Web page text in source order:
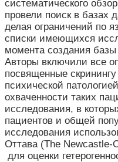
систематического
провели поиск в базах
делая ограничений по
списки имеющихся
момента создания
Авторы включили все
посвященные
психической
охваченности таких
исследования, в
пациентов и общей
исследования
Оттава (The Newcastle-
для оценки